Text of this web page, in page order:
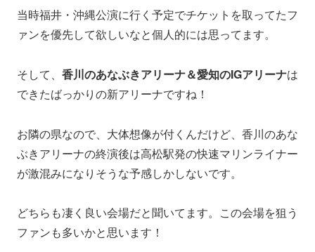
当時福井・沖縄公演に行く予定でチケットを取ってたフ
ァンを優先して欲しいなと個人的には思ってます。
そして、 香川のあなぶきアリーナ＆愛知のIGアリーナは
できたばっかりの新アリーナですね！
お隣の県なので、大体想像が付くんだけど、香川のあな
ぶきアリーナの終演後は高松駅発の快速マリンライナー
が激混みになりそうな予感しかしないです。
どちらも凄く良い会場だと聞いてます。この会場を狙う
ファンも多いかと思います！